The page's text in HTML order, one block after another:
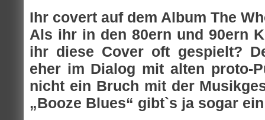
Ihr covert auf dem Album The
Als ihr in den 80ern und 90ern
ihr diese Cover oft gespielt?
eher im Dialog mit alten proto-
nicht ein Bruch mit der
„Booze Blues“ gibt`s ja sogar